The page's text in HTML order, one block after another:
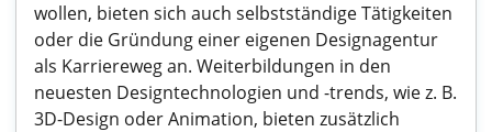
wollen, bieten sich auch selbstständige Tätigkeiten
oder die Gründung einer eigenen Designagentur
als Karriereweg an. Weiterbildungen in den
neuesten Designtechnologien und -trends, wie z. B.
3D-Design oder Animation, bieten zusätzlich